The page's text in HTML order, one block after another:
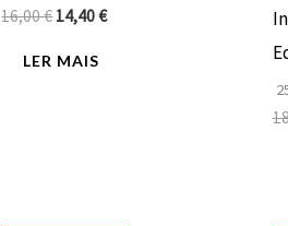
16,00€14,40€
LER MAIS